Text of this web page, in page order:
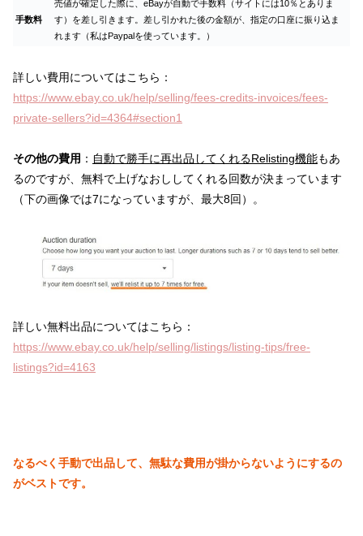
手数料
売値が確定した際に、eBayが自動で手数料（サイトには10％とありま
す）を差し引きます。差し引かれた後の金額が、指定の口座に振り込ま
れます（私はPaypalを使っています。）
詳しい費用についてはこちら：
https://www.ebay.co.uk/help/selling/fees-credits-invoices/fees-
private-sellers?id=4364#section1
その他の費用 ： 自動で勝手に再出品してくれるRelisting機能もあ
るのですが、無料で上げなおししてくれる回数が決まっています
（下の画像では7になっていますが、最大8回）。
詳しい無料出品についてはこちら：
https://www.ebay.co.uk/help/selling/listings/listing-tips/free-
listings?id=4163
なるべく手動で出品して、無駄な費用が掛からないようにするの
がベストです。